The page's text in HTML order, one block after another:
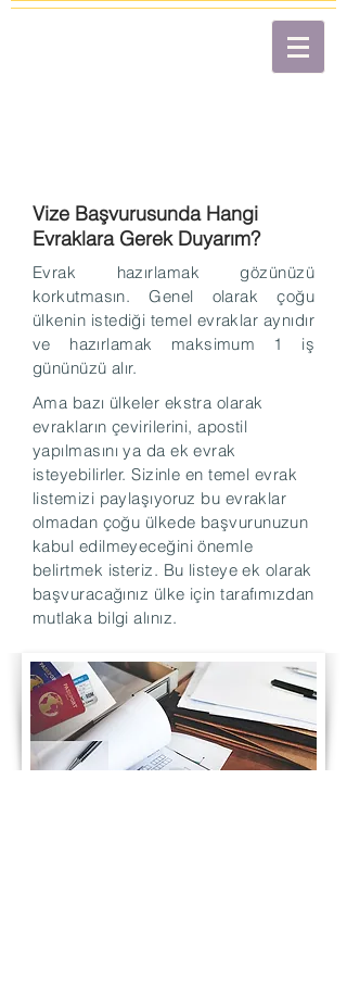
Vize Başvurusunda Hangi
Evraklara Gerek Duyarım?
Evrak hazırlamak gözünüzü
korkutmasın. Genel olarak çoğu
ülkenin istediği temel evraklar aynıdır
ve hazırlamak maksimum 1 iş
gününüzü alır.
Ama bazı ülkeler ekstra olarak
evrakların çevirilerini, apostil
yapılmasını ya da ek evrak
isteyebilirler. Sizinle en temel evrak
listemizi paylaşıyoruz bu evraklar
olmadan çoğu ülkede başvurunuzun
kabul edilmeyeceğini önemle
belirtmek isteriz. Bu listeye ek olarak
başvuracağınız ülke için tarafımızdan
mutlaka bilgi alınız.